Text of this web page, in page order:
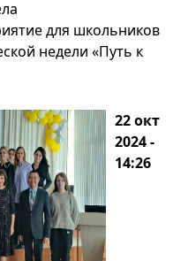
для школьников
недели «Путь к
22 окт
2024 -
14:26